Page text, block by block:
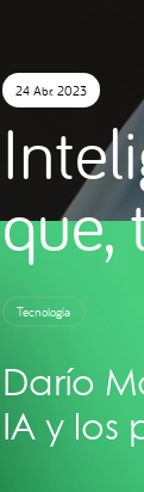
24 Abr. 2023
que,
Tecnología
Darío
IA y